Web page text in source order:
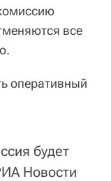
все
оперативный
будет
Новости